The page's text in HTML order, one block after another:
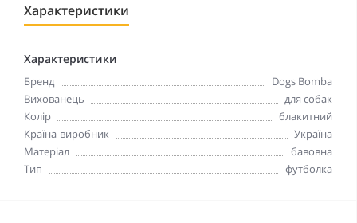
Характеристики
Характеристики
Бренд
Dogs Bomba
Вихованець
для собак
Колір
блакитний
Країна-виробник
Україна
Матеріал
бавовна
Тип
футболка